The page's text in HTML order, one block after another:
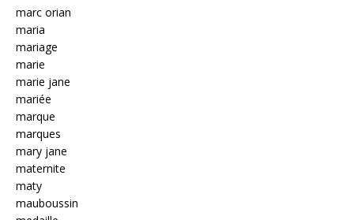
marc orian
maria
mariage
marie
marie jane
mariée
marque
marques
mary jane
maternite
maty
mauboussin